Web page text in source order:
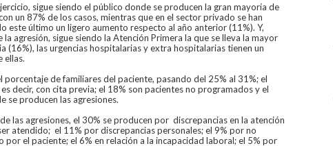
sigue siendo el público donde se producen la gran mayoría de
un 87% de los casos, mientras que en el sector privado se han
este último un ligero aumento respecto al año anterior (11%). Y,
agresión, sigue siendo la Atención Primera la que se lleva la mayor
(16%), las urgencias hospitalarias y extra hospitalarias tienen un
ellas.
porcentaje de familiares del paciente, pasando del 25% al 31%; el
decir, con cita previa; el 18% son pacientes no programados y el
se producen las agresiones.
las agresiones, el 30% se producen por discrepancias en la atención
atendido; el 11% por discrepancias personales; el 9% por no
el paciente; el 6% en relación a la incapacidad laboral; el 5% por